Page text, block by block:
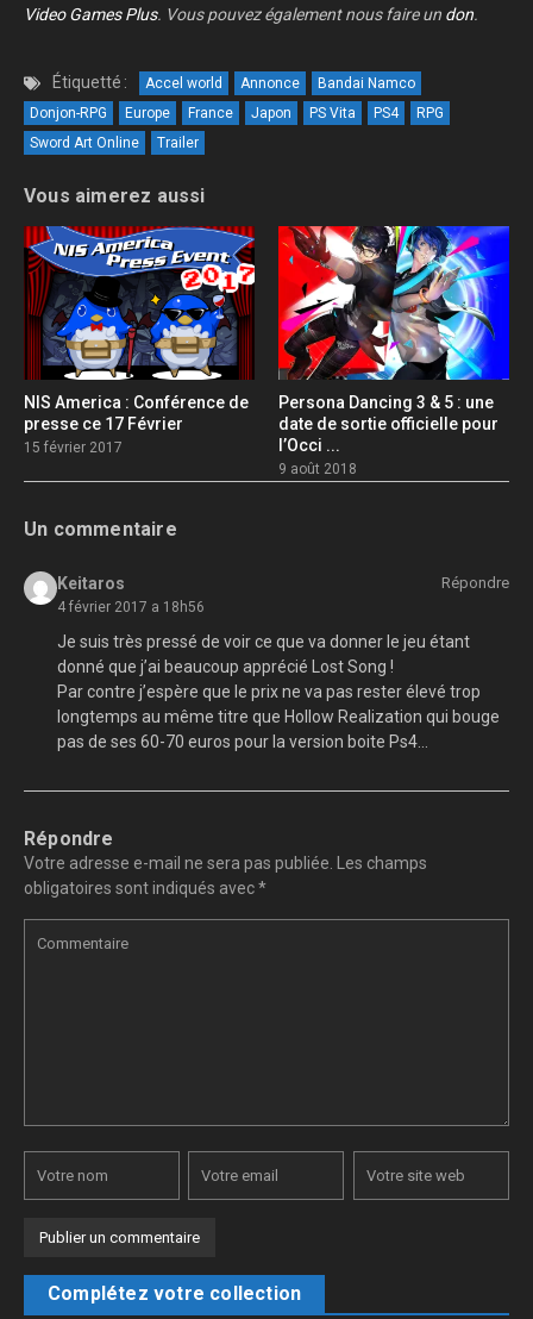
Video Games Plus. Vous pouvez également nous faire un don.
Étiquetté : Accel world Annonce
Bandai Namco
Donjon-RPG
Europe France Japon PS Vita PS4
RPG
Sword Art Online
Trailer
Vous aimerez aussi
NIS America : Conférence de
presse ce 17 Février
15 février 2017
Persona Dancing 3 & 5 : une
date de sortie officielle pour
l’Occi ...
9 août 2018
Un commentaire
Keitaros
4 février 2017 a 18h56
Répondre
Je suis très pressé de voir ce que va donner le jeu étant
donné que j’ai beaucoup apprécié Lost Song !
Par contre j’espère que le prix ne va pas rester élevé trop
longtemps au même titre que Hollow Realization qui bouge
pas de ses 60-70 euros pour la version boite Ps4…
Répondre
Votre adresse e-mail ne sera pas publiée. Les champs
obligatoires sont indiqués avec*
Complétez votre collection